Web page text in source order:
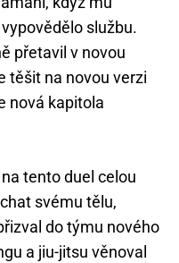
službu.
přetavil v novou
těšit na novou verzi
nová kapitola
tento duel celou
svému tělu,
do týmu nového
a jiu-jitsu věnoval